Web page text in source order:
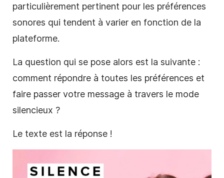
particulièrement pertinent pour les préférences
sonores qui tendent à varier en fonction de la
plateforme.
La question qui se pose alors est la suivante :
comment répondre à toutes les préférences et
faire passer votre message à travers le mode
silencieux ?
Le texte est la réponse !